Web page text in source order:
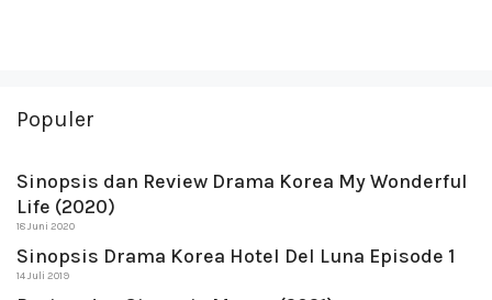
Populer
Sinopsis dan Review Drama Korea My Wonderful
Life (2020)
18 Juni 2020
Sinopsis Drama Korea Hotel Del Luna Episode 1
14 Juli 2019